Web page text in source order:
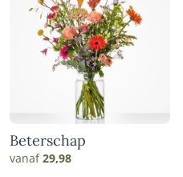
Beterschap
vanaf29,98